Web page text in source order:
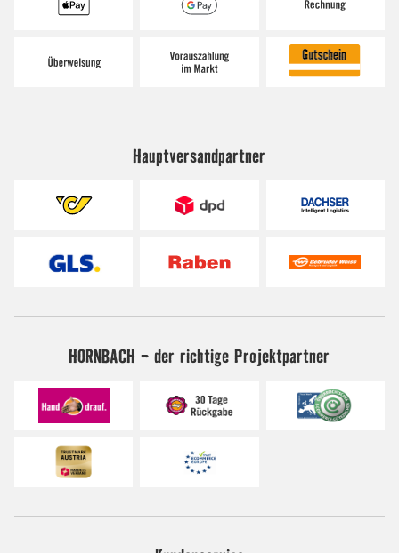
Hauptversandpartner
HORNBACH - der richtige Projektpartner